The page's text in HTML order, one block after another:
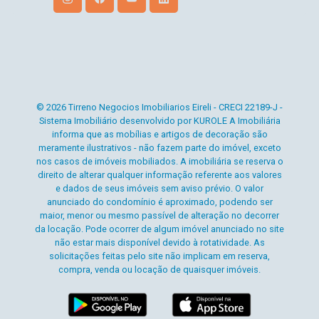
© 2026 Tirreno Negocios Imobiliarios Eireli - CRECI 22189-J -
Sistema Imobiliário desenvolvido por KUROLE A Imobiliária
informa que as mobílias e artigos de decoração são
meramente ilustrativos - não fazem parte do imóvel, exceto
nos casos de imóveis mobiliados. A imobiliária se reserva o
direito de alterar qualquer informação referente aos valores
e dados de seus imóveis sem aviso prévio. O valor
anunciado do condomínio é aproximado, podendo ser
maior, menor ou mesmo passível de alteração no decorrer
da locação. Pode ocorrer de algum imóvel anunciado no site
não estar mais disponível devido à rotatividade. As
solicitações feitas pelo site não implicam em reserva,
compra, venda ou locação de quaisquer imóveis.